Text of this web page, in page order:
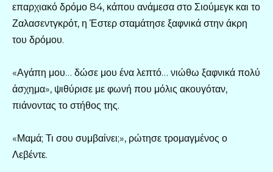
επαρχιακό δρόμο 84, κάπου ανάμεσα στο Σιούμεγκ και το
Ζαλασεντγκρότ, η Έστερ σταμάτησε ξαφνικά στην άκρη
του δρόμου.
«Αγάπη μου… δώσε μου ένα λεπτό… νιώθω ξαφνικά πολύ
άσχημα», ψιθύρισε με φωνή που μόλις ακουγόταν,
πιάνοντας το στήθος της.
«Μαμά; Τι σου συμβαίνει;», ρώτησε τρομαγμένος ο
Λεβέντε.